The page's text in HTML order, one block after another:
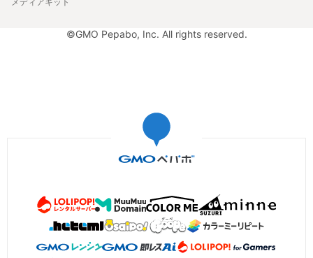
メディアキット
©GMO Pepabo, Inc. All rights reserved.